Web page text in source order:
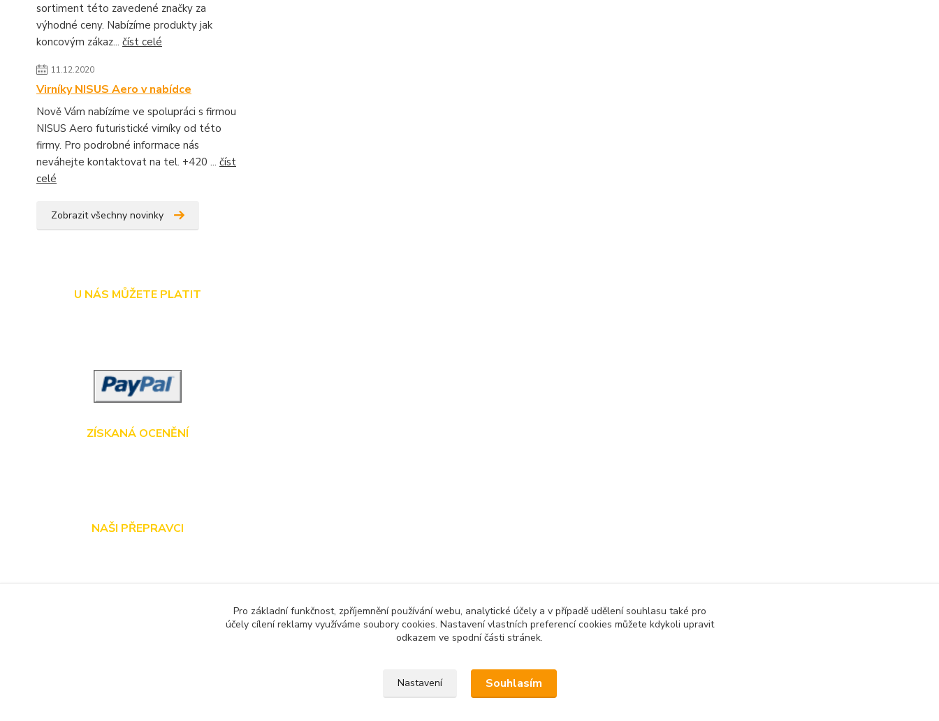
sortiment této zavedené značky za
výhodné ceny. Nabízíme produkty jak
koncovým zákaz... číst celé
11.12.2020
Virníky NISUS Aero v nabídce
Nově Vám nabízíme ve spolupráci s firmou
NISUS Aero futuristické virníky od této
firmy. Pro podrobné informace nás
neváhejte kontaktovat na tel. +420 ... číst
celé
Zobrazit všechny novinky
U NÁS MŮŽETE PLATIT
ZÍSKANÁ OCENĚNÍ
NAŠI PŘEPRAVCI
Pro základní funkčnost, zpříjemnění používání webu, analytické účely a v případě udělení souhlasu také pro
účely cílení reklamy využíváme soubory cookies. Nastavení vlastních preferencí cookies můžete kdykoli upravit
odkazem ve spodní části stránek.
Nastavení Souhlasím